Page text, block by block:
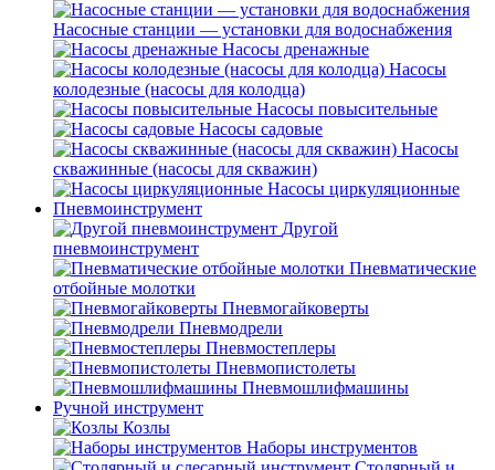
Насосные станции — установки для водоснабжения
Насосы дренажные
Насосы
колодезные (насосы для колодца)
Насосы повысительные
Насосы садовые
Насосы
скважинные (насосы для скважин)
Насосы циркуляционные
Пневмоинструмент
Другой
пневмоинструмент
Пневматические
отбойные молотки
Пневмогайковерты
Пневмодрели
Пневмостеплеры
Пневмопистолеты
Пневмошлифмашины
Ручной инструмент
Козлы
Наборы инструментов